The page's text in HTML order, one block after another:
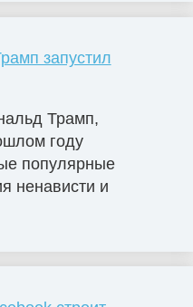
запустил
Трамп,
году
популярные
ненависти и